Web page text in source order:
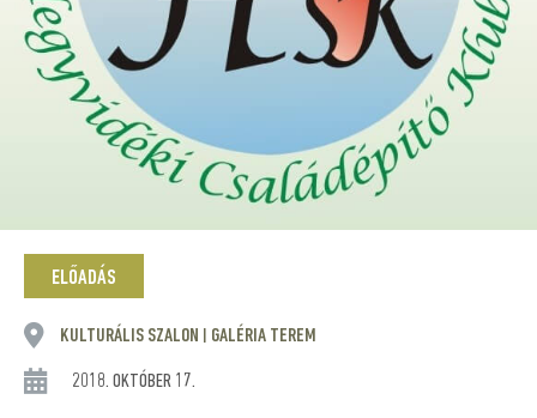
ELŐADÁS
KULTURÁLIS SZALON GALÉRIA TEREM
2018. OKTÓBER 17.